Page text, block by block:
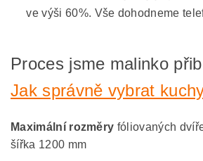
ve výši 60%. Vše dohodneme
Proces jsme malinko
Jak správně vybrat
Maximální rozměry fóliovaných
šířka 1200 mm